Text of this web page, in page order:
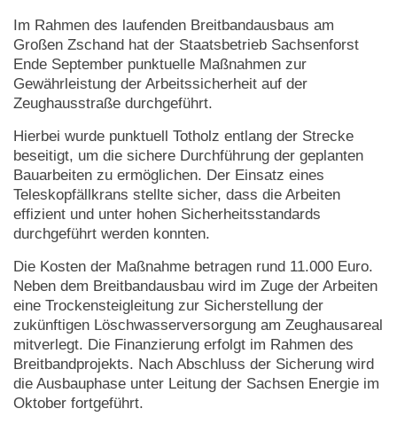
Im Rahmen des laufenden Breitbandausbaus am
Großen Zschand hat der Staatsbetrieb Sachsenforst
Ende September punktuelle Maßnahmen zur
Gewährleistung der Arbeitssicherheit auf der
Zeughausstraße durchgeführt.
Hierbei wurde punktuell Totholz entlang der Strecke
beseitigt, um die sichere Durchführung der geplanten
Bauarbeiten zu ermöglichen. Der Einsatz eines
Teleskopfällkrans stellte sicher, dass die Arbeiten
effizient und unter hohen Sicherheitsstandards
durchgeführt werden konnten.
Die Kosten der Maßnahme betragen rund 11.000 Euro.
Neben dem Breitbandausbau wird im Zuge der Arbeiten
eine Trockensteigleitung zur Sicherstellung der
zukünftigen Löschwasserversorgung am Zeughausareal
mitverlegt. Die Finanzierung erfolgt im Rahmen des
Breitbandprojekts. Nach Abschluss der Sicherung wird
die Ausbauphase unter Leitung der Sachsen Energie im
Oktober fortgeführt.